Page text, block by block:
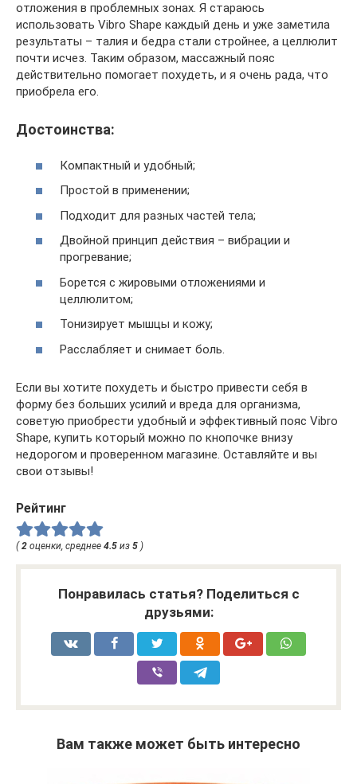
отложения в проблемных зонах. Я стараюсь
использовать Vibro Shape каждый день и уже заметила
результаты – талия и бедра стали стройнее, а целлюлит
почти исчез. Таким образом, массажный пояс
действительно помогает похудеть, и я очень рада, что
приобрела его.
Достоинства:
Компактный и удобный;
Простой в применении;
Подходит для разных частей тела;
Двойной принцип действия – вибрации и
прогревание;
Борется с жировыми отложениями и
целлюлитом;
Тонизирует мышцы и кожу;
Расслабляет и снимает боль.
Если вы хотите похудеть и быстро привести себя в
форму без больших усилий и вреда для организма,
советую приобрести удобный и эффективный пояс Vibro
Shape, купить который можно по кнопочке внизу
недорогом и проверенном магазине. Оставляйте и вы
свои отзывы!
Рейтинг
(2 оценки, среднее 4.5 из 5 )
Понравилась статья? Поделиться с
друзьями:
Вам также может быть интересно